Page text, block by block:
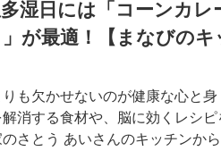
湿日には「コーンカレ
が最適！【まなびのキ
も欠かせないのが健康な心と身
消する食材や、脳に効くレシピ
さとう あいさんのキッチンか